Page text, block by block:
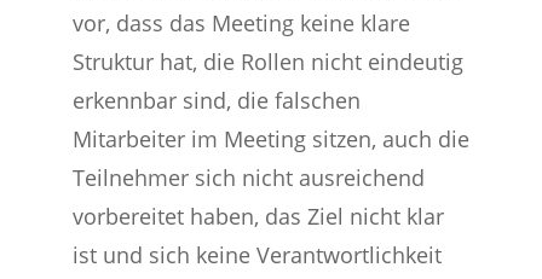
vor, dass das Meeting keine klare
Struktur hat, die Rollen nicht eindeutig
erkennbar sind, die falschen
Mitarbeiter im Meeting sitzen, auch die
Teilnehmer sich nicht ausreichend
vorbereitet haben, das Ziel nicht klar
ist und sich keine Verantwortlichkeit